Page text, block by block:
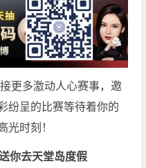
更多激动人心赛事，邀
纷呈的比赛等待着你的
光时刻！
你去天堂岛度假